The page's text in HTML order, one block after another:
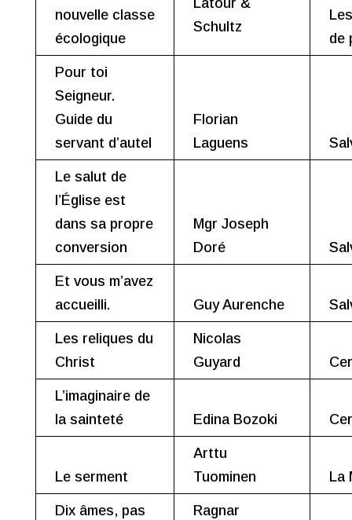
nouvelle classe
écologique
Latour &
Schultz
de
Pour toi
Seigneur.
Guide du
servant d’autel
Florian
Laguens
Le salut de
l’Église est
dans sa propre
conversion
Mgr Joseph
Doré
Et vous m’avez
accueilli.
Guy Aurenche
Les reliques du
Christ
Nicolas
Guyard
L’imaginaire de
la sainteté
Edina Bozoki
Le serment
Arttu
Tuominen
La
Dix âmes, pas
Ragnar